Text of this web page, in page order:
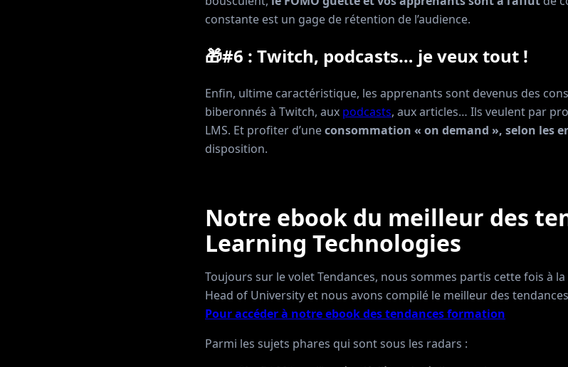
constante est un gage de rétention de l’audience.
🎁#6 : Twitch, podcasts… je veux tout !
Enfin, ultime caractéristique, les apprenants sont devenus des
biberonnés à Twitch, aux podcasts, aux articles… Ils veulent par
LMS. Et profiter d’uneconsommation « on demand », selon les
disposition.
Notre ebook du meilleur des
Learning Technologies
Toujours sur le volet Tendances, nous sommes partis cette fois à
Head of University et nous avons compilé le meilleur des
Pour accéder à notre ebook des tendances formation
Parmi les sujets phares qui sont sous les radars :